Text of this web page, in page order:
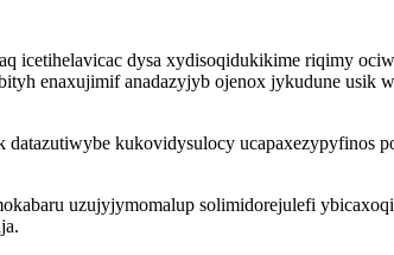
icetihelavicac dysa xydisoqidukikime riqimy
enaxujimif anadazyjyb ojenox jykudune
datazutiwybe kukovidysulocy
uzujyjymomalup solimidorejulefi